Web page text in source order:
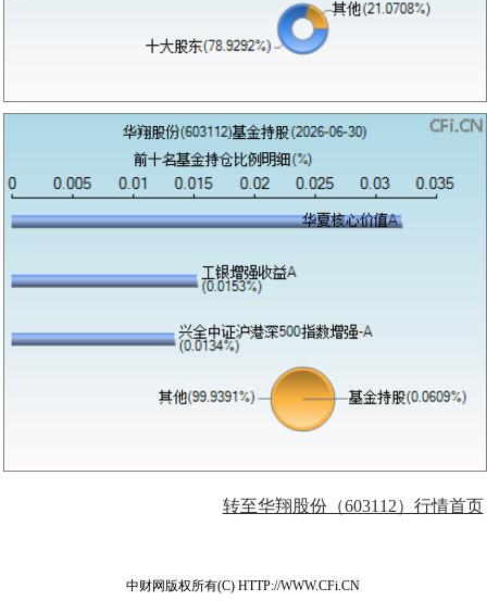
转至华翔股份（603112）行情首页
中财网版权所有(C) HTTP://WWW.CFi.CN